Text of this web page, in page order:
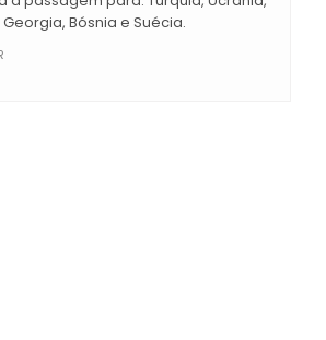
Bósnia e Suécia.